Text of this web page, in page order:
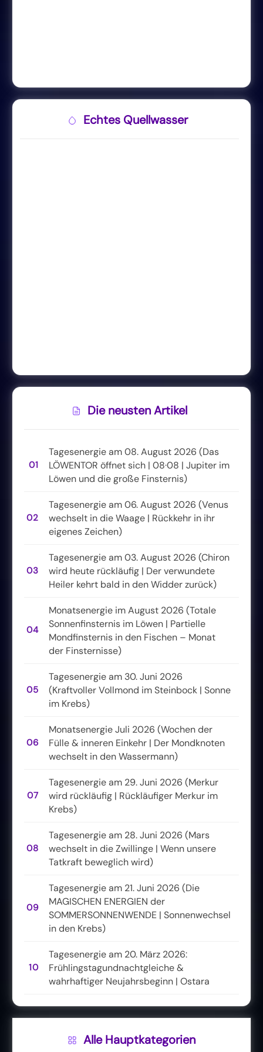
Echtes Quellwasser
Die neusten Artikel
01
Tagesenergie am 08. August 2026 (Das
LÖWENTOR öffnet sich | 08·08 | Jupiter im
Löwen und die große Finsternis)
02
Tagesenergie am 06. August 2026 (Venus
wechselt in die Waage | Rückkehr in ihr
eigenes Zeichen)
03
Tagesenergie am 03. August 2026 (Chiron
wird heute rückläufig | Der verwundete
Heiler kehrt bald in den Widder zurück)
04
Monatsenergie im August 2026 (Totale
Sonnenfinsternis im Löwen | Partielle
Mondfinsternis in den Fischen – Monat
der Finsternisse)
05
Tagesenergie am 30. Juni 2026
(Kraftvoller Vollmond im Steinbock | Sonne
im Krebs)
06
Monatsenergie Juli 2026 (Wochen der
Fülle & inneren Einkehr | Der Mondknoten
wechselt in den Wassermann)
07
Tagesenergie am 29. Juni 2026 (Merkur
wird rückläufig | Rückläufiger Merkur im
Krebs)
08
Tagesenergie am 28. Juni 2026 (Mars
wechselt in die Zwillinge | Wenn unsere
Tatkraft beweglich wird)
09
Tagesenergie am 21. Juni 2026 (Die
MAGISCHEN ENERGIEN der
SOMMERSONNENWENDE | Sonnenwechsel
in den Krebs)
10
Tagesenergie am 20. März 2026:
Frühlingstagundnachtgleiche &
wahrhaftiger Neujahrsbeginn | Ostara
Alle Hauptkategorien